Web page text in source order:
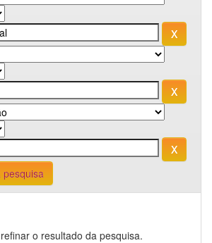
pesquisa
o resultado da pesquisa.